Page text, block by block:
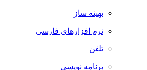
بهینه ساز
نرم افزارهای فارسی
تلفن
برنامه نویسی